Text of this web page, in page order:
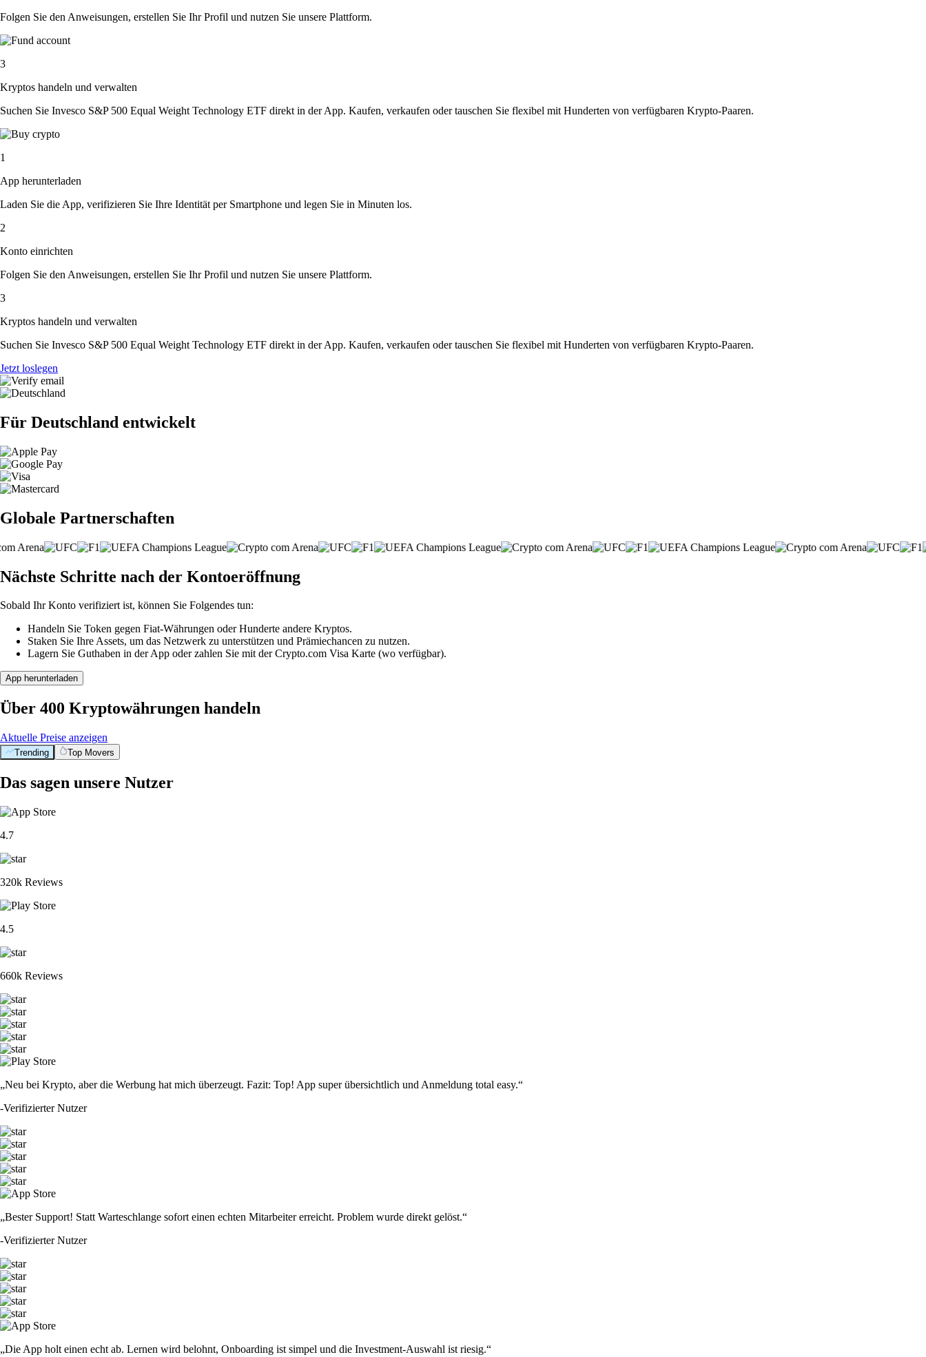
Folgen Sie den Anweisungen, erstellen Sie Ihr Profil und nutzen Sie unsere Plattform.
3
Kryptos handeln und verwalten
Suchen Sie Invesco S&P 500 Equal Weight Technology ETF direkt in der App. Kaufen, verkaufen oder tauschen Sie flexibel mit Hunderten von verfügbaren Krypto-Paaren.
1
App herunterladen
Laden Sie die App, verifizieren Sie Ihre Identität per Smartphone und legen Sie in Minuten los.
2
Konto einrichten
Folgen Sie den Anweisungen, erstellen Sie Ihr Profil und nutzen Sie unsere Plattform.
3
Kryptos handeln und verwalten
Suchen Sie Invesco S&P 500 Equal Weight Technology ETF direkt in der App. Kaufen, verkaufen oder tauschen Sie flexibel mit Hunderten von verfügbaren Krypto-Paaren.
Jetzt loslegen
Für Deutschland entwickelt
Globale Partnerschaften
Nächste Schritte nach der Kontoeröffnung
Sobald Ihr Konto verifiziert ist, können Sie Folgendes tun:
Handeln Sie Token gegen Fiat-Währungen oder Hunderte andere Kryptos.
Staken Sie Ihre Assets, um das Netzwerk zu unterstützen und Prämiechancen zu nutzen.
Lagern Sie Guthaben in der App oder zahlen Sie mit der Crypto.com Visa Karte (wo verfügbar).
App herunterladen
Über 400 Kryptowährungen handeln
Aktuelle Preise anzeigen
Trending Top Movers
Das sagen unsere Nutzer
4.7
320k Reviews
4.5
660k Reviews
„Neu bei Krypto, aber die Werbung hat mich überzeugt. Fazit: Top! App super übersichtlich und Anmeldung total easy.“
-Verifizierter Nutzer
„Bester Support! Statt Warteschlange sofort einen echten Mitarbeiter erreicht. Problem wurde direkt gelöst.“
-Verifizierter Nutzer
„Die App holt einen echt ab. Lernen wird belohnt, Onboarding ist simpel und die Investment-Auswahl ist riesig.“